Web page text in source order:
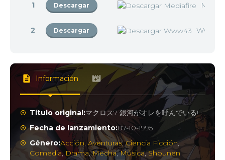
1 Descargar
2 Descargar Www43
Información
Título original:マクロス7 銀河がオレを呼んでいる!
Fecha de lanzamiento:07-10-1995
Género:Acción,Aventuras,Ciencia Ficción,
Comedia,Drama,Mecha,Música,Shounen